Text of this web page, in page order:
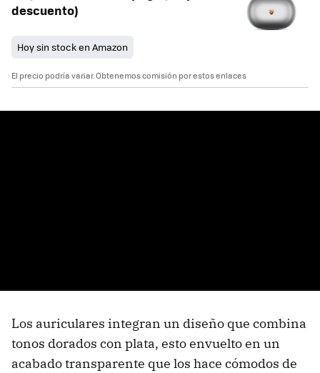
descuento)
Hoy sin stock en Amazon
El precio podría variar. Obtenemos comisión por estos enlaces
Los auriculares integran un diseño que combina
tonos dorados con plata, esto envuelto en un
acabado transparente que los hace cómodos de